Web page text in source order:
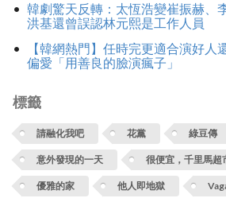
韓劇驚天反轉：太恆浩變崔振赫、
洪基還曾誤認林元熙是工作人員
【韓網熱門】任時完更適合演好人
偏愛「用善良的臉演瘋子」
標籤
請融化我吧 花黨 綠豆傳
意外發現的一天 很便宜，千里馬超
優雅的家 他人即地獄